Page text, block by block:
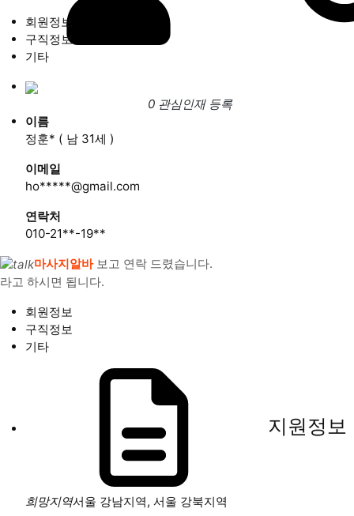
회원정보
구직정보
기타
0 관심인재 등록
이름
정훈* ( 남 31세 )
이메일
ho*****@gmail.com
연락처
010-21**-19**
마사지알바보고 연락 드렸습니다.
라고 하시면 됩니다.
회원정보
구직정보
기타
지원정보
희망지역서울 강남지역, 서울 강북지역